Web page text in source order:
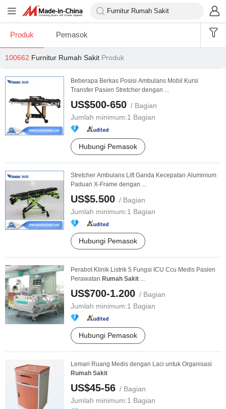
Produk Pemasok
100662 Furnitur Rumah Sakit Produk
Beberapa Berkas Posisi Ambulans Mobil Kursi
Transfer Pasien Stretcher dengan ...
US$500-650 / Bagian
Jumlah minimum:1 Bagian
Hubungi Pemasok
Stretcher Ambulans Lift Ganda Kecepatan Aluminium
Paduan X-Frame dengan ...
US$5.500 / Bagian
Jumlah minimum:1 Bagian
Hubungi Pemasok
Perabot Klinik Listrik 5 Fungsi ICU Ccu Medis Pasien
Perawatan Rumah Sakit ...
US$700-1.200 / Bagian
Jumlah minimum:1 Bagian
Hubungi Pemasok
Lemari Ruang Medis dengan Laci untuk Organisasi
Rumah Sakit
US$45-56 / Bagian
Jumlah minimum:1 Bagian